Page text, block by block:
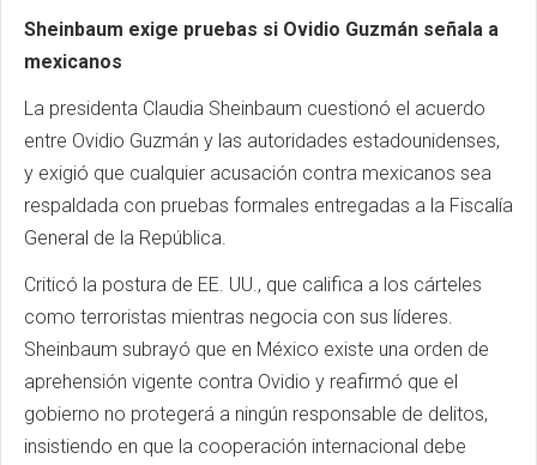
Sheinbaum exige pruebas si Ovidio Guzmán señala a
mexicanos
La presidenta Claudia Sheinbaum cuestionó el acuerdo
entre Ovidio Guzmán y las autoridades estadounidenses,
y exigió que cualquier acusación contra mexicanos sea
respaldada con pruebas formales entregadas a la Fiscalía
General de la República.
Criticó la postura de EE. UU., que califica a los cárteles
como terroristas mientras negocia con sus líderes.
Sheinbaum subrayó que en México existe una orden de
aprehensión vigente contra Ovidio y reafirmó que el
gobierno no protegerá a ningún responsable de delitos,
insistiendo en que la cooperación internacional debe